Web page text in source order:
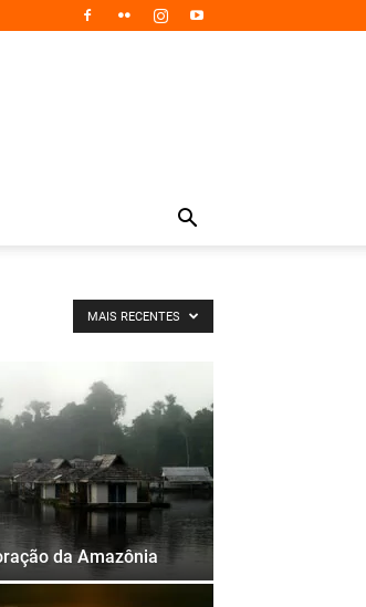
MAIS RECENTES
da Amazônia